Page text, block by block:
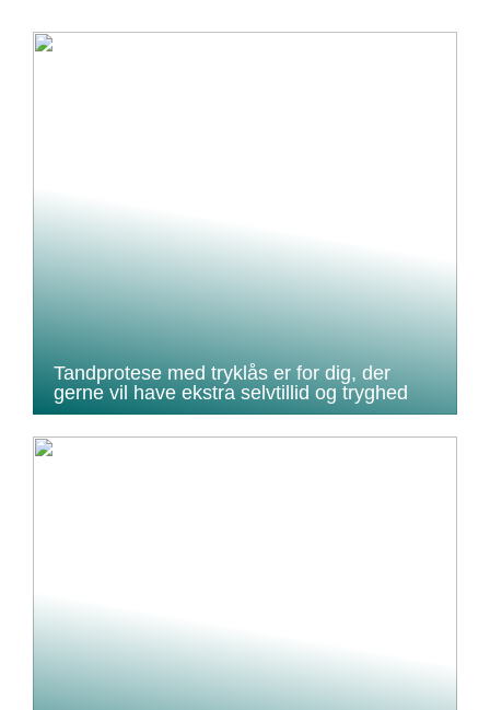
Tandprotese med tryklås er for dig, der
gerne vil have ekstra selvtillid og tryghed